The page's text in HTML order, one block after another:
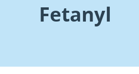
Fetanyl